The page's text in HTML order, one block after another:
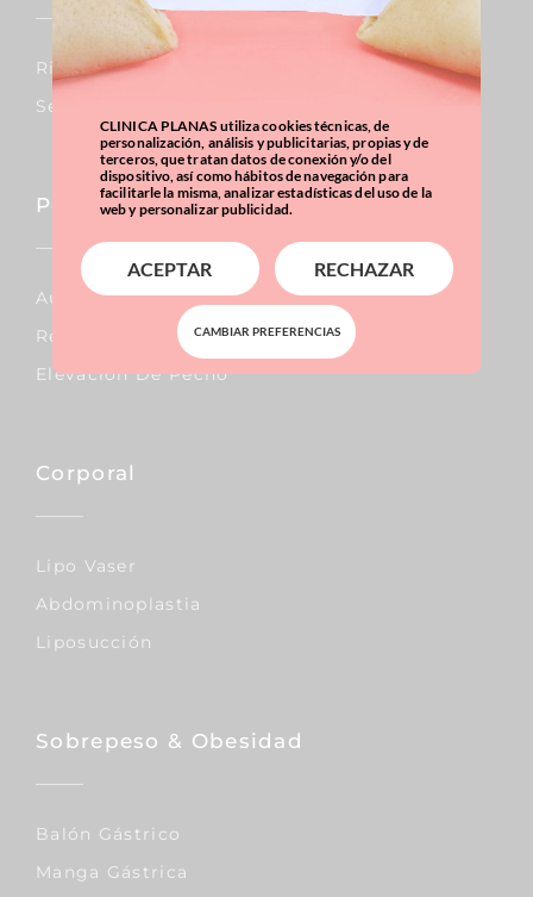
Rinoplastia
Septoplastia
Pecho
Aumento De Pecho
Reducción De Pecho
Elevación De Pecho
Corporal
Lipo Vaser
Abdominoplastia
Liposucción
Sobrepeso & Obesidad
Balón Gástrico
Manga Gástrica
CLINICA PLANAS utiliza cookies técnicas, de
personalización, análisis y publicitarias, propias y de
terceros, que tratan datos de conexión y/o del
dispositivo, así como hábitos de navegación para
facilitarle la misma, analizar estadísticas del uso de la
web y personalizar publicidad.
ACEPTAR RECHAZAR
CAMBIAR PREFERENCIAS